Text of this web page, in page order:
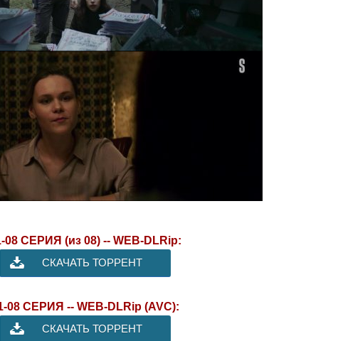
08 СЕРИЯ (из 08) -- WEB-DLRip:
СКАЧАТЬ ТОРРЕНТ
08 СЕРИЯ -- WEB-DLRip (AVC):
СКАЧАТЬ ТОРРЕНТ